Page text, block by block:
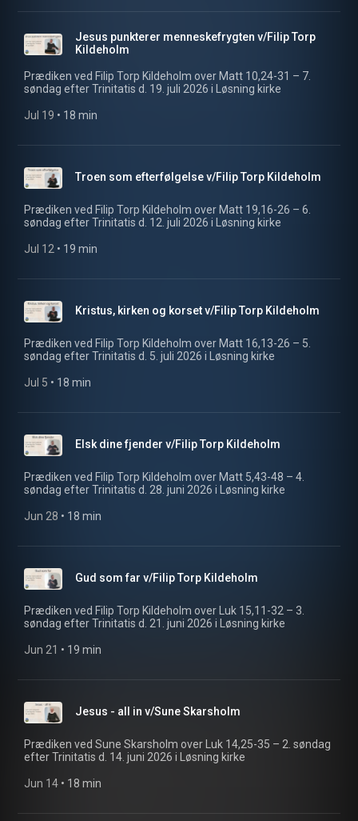
Jesus punkterer menneskefrygten v/Filip Torp
Kildeholm
Prædiken ved Filip Torp Kildeholm over Matt 10,24-31 – 7.
søndag efter Trinitatis d. 19. juli 2026 i Løsning kirke
Jul 19 • 18 min
Troen som efterfølgelse v/Filip Torp Kildeholm
Prædiken ved Filip Torp Kildeholm over Matt 19,16-26 – 6.
søndag efter Trinitatis d. 12. juli 2026 i Løsning kirke
Jul 12 • 19 min
Kristus, kirken og korset v/Filip Torp Kildeholm
Prædiken ved Filip Torp Kildeholm over Matt 16,13-26 – 5.
søndag efter Trinitatis d. 5. juli 2026 i Løsning kirke
Jul 5 • 18 min
Elsk dine fjender v/Filip Torp Kildeholm
Prædiken ved Filip Torp Kildeholm over Matt 5,43-48 – 4.
søndag efter Trinitatis d. 28. juni 2026 i Løsning kirke
Jun 28 • 18 min
Gud som far v/Filip Torp Kildeholm
Prædiken ved Filip Torp Kildeholm over Luk 15,11-32 – 3.
søndag efter Trinitatis d. 21. juni 2026 i Løsning kirke
Jun 21 • 19 min
Jesus - all in v/Sune Skarsholm
Prædiken ved Sune Skarsholm over Luk 14,25-35 – 2. søndag
efter Trinitatis d. 14. juni 2026 i Løsning kirke
Jun 14 • 18 min